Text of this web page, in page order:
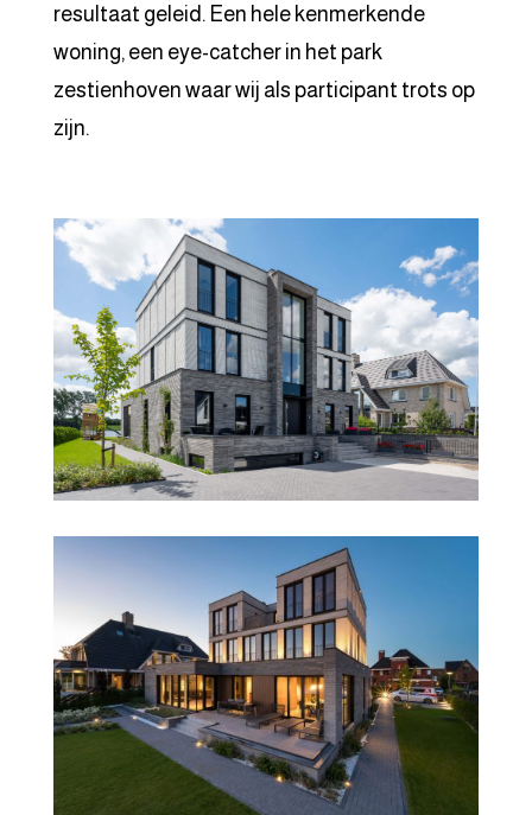
resultaat geleid. Een hele kenmerkende
woning, een eye-catcher in het park
zestienhoven waar wij als participant trots op
zijn.